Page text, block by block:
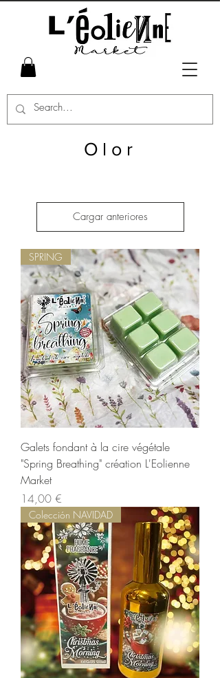
Olor
Cargar anteriores
SPRING
Galets fondant à la cire végétale
"Spring Breathing" création L'Eolienne
Market
Precio
14,00 €
Colección NAVIDAD